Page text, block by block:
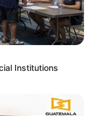
Institutions